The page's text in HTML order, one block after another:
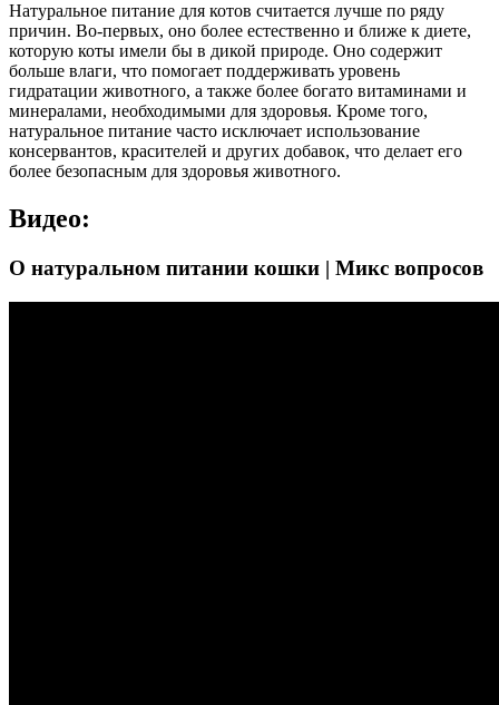
Натуральное питание для котов считается лучше по ряду
причин. Во-первых, оно более естественно и ближе к диете,
которую коты имели бы в дикой природе. Оно содержит
больше влаги, что помогает поддерживать уровень
гидратации животного, а также более богато витаминами и
минералами, необходимыми для здоровья. Кроме того,
натуральное питание часто исключает использование
консервантов, красителей и других добавок, что делает его
более безопасным для здоровья животного.
Видео:
О натуральном питании кошки | Микс вопросов